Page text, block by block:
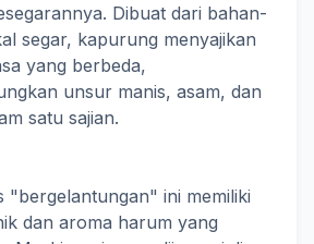
Dibuat dari bahan-
segar, kapurung menyajikan
yang berbeda,
unsur manis, asam, dan
satu sajian.
"bergelantungan" ini memiliki
dan aroma harum yang